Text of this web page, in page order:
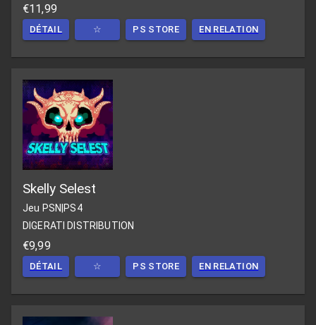
€11,99
DÉTAIL ☆ PS STORE EN RELATION
Skelly Selest
Jeu PSN PS4
DIGERATI DISTRIBUTION
€9,99
DÉTAIL ☆ PS STORE EN RELATION